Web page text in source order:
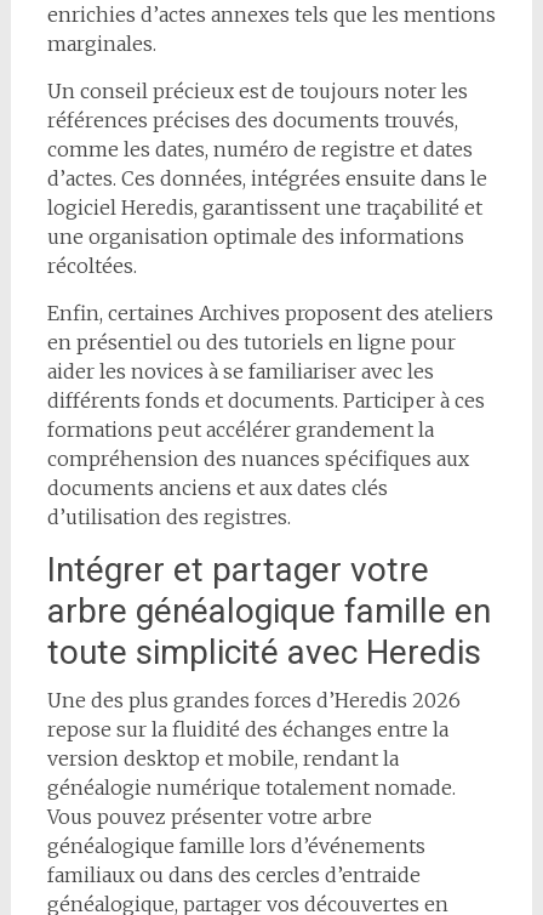
enrichies d’actes annexes tels que les mentions
marginales.
Un conseil précieux est de toujours noter les
références précises des documents trouvés,
comme les dates, numéro de registre et dates
d’actes. Ces données, intégrées ensuite dans le
logiciel Heredis, garantissent une traçabilité et
une organisation optimale des informations
récoltées.
Enfin, certaines Archives proposent des ateliers
en présentiel ou des tutoriels en ligne pour
aider les novices à se familiariser avec les
différents fonds et documents. Participer à ces
formations peut accélérer grandement la
compréhension des nuances spécifiques aux
documents anciens et aux dates clés
d’utilisation des registres.
Intégrer et partager votre
arbre généalogique famille en
toute simplicité avec Heredis
Une des plus grandes forces d’Heredis 2026
repose sur la fluidité des échanges entre la
version desktop et mobile, rendant la
généalogie numérique totalement nomade.
Vous pouvez présenter votre arbre
généalogique famille lors d’événements
familiaux ou dans des cercles d’entraide
généalogique, partager vos découvertes en